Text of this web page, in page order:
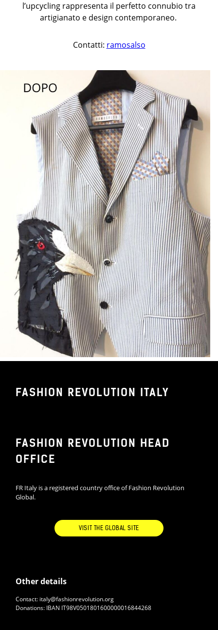
l’upcycling rappresenta il perfetto connubio tra
artigianato e design contemporaneo.
Contatti: ramosalso
FASHION REVOLUTION ITALY
FASHION REVOLUTION HEAD
OFFICE
FR Italy is a registered country office of Fashion Revolution
Global.
VISIT THE GLOBAL SITE
Other details
Contact: italy@fashionrevolution.org
Donations: IBAN IT98V0501801600000016844268